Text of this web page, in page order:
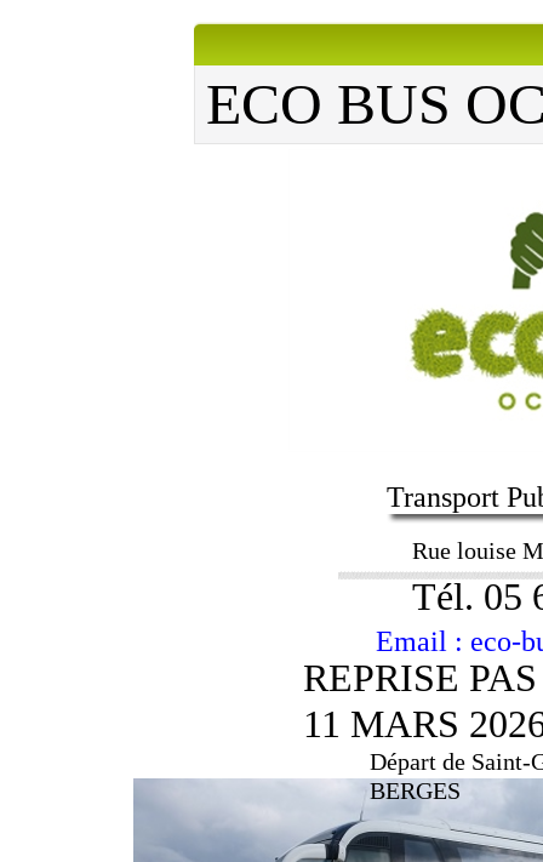
ECO BUS
Transport
Rue louise
Tél. 05
Email : eco-
REPRISE
11 MARS
Départ de Saint-
BERGES